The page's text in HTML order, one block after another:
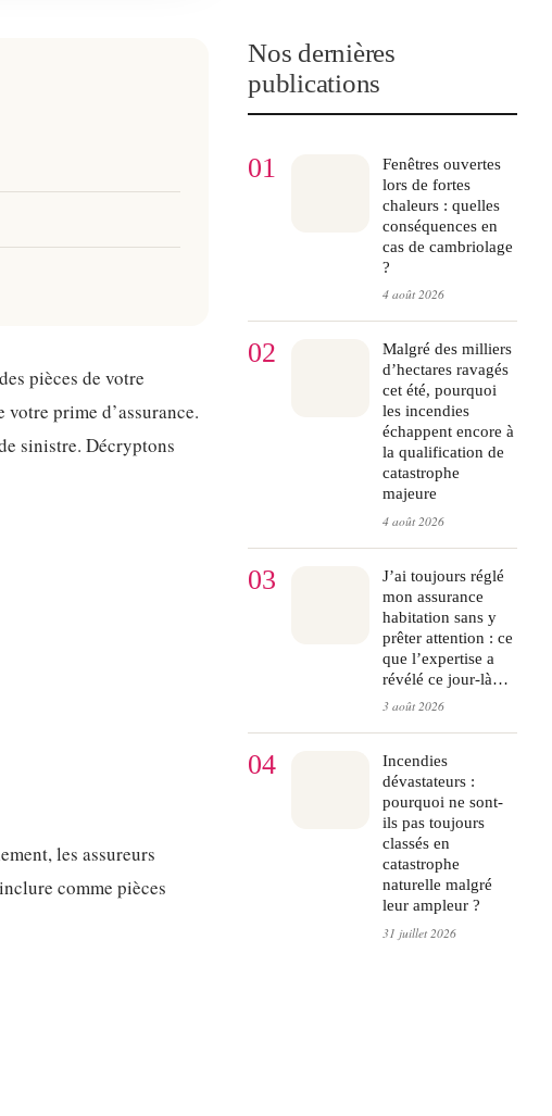
pièces de votre
prime d’assurance.
sinistre. Décryptons
les assureurs
comme pièces
Nos dernières
publications
01
Fenêtres ouvertes
lors de fortes
chaleurs : quelles
conséquences en
cas de cambriolage
?
4 août 2026
02
Malgré des milliers
d’hectares ravagés
cet été, pourquoi
les incendies
échappent encore à
la qualification de
catastrophe
majeure
4 août 2026
03
J’ai toujours réglé
mon assurance
habitation sans y
prêter attention : ce
que l’expertise a
révélé ce jour-là…
3 août 2026
04
Incendies
dévastateurs :
pourquoi ne sont-
ils pas toujours
classés en
catastrophe
naturelle malgré
leur ampleur ?
31 juillet 2026